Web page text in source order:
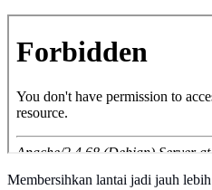
Membersihkan lantai jadi jauh